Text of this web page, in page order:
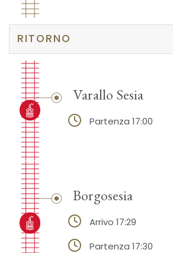
RITORNO
Varallo Sesia
Partenza 17:00
Borgosesia
Arrivo 17:29
Partenza 17:30